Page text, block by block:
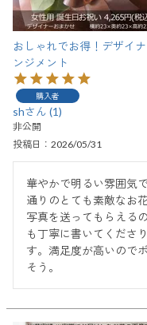
おしゃれでお得！デザイ
ンジメント
購入者
sh 1
非公開
投稿日
2026/05/31
華やかで明るい雰囲気
通りのとても素敵なお
写真を送ってもらえる
も丁寧に書いてくださ
す。満足度が高いので
そう。